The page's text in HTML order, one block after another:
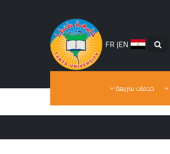
EN
|
FR
خدمات سريعة